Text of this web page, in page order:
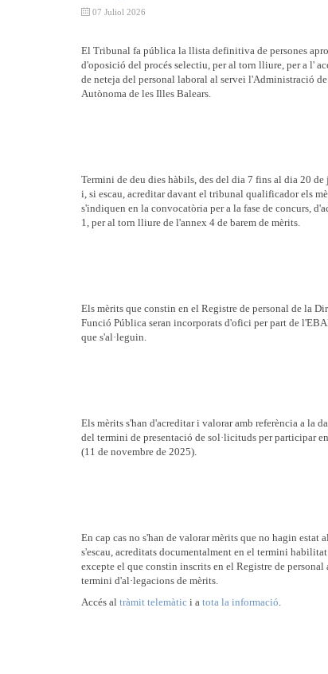
07 Juliol 2026
El Tribunal fa pública la llista definitiva de persones
d'oposició del procés selectiu, per al torn lliure, per a l'
de neteja del personal laboral al servei l'Administració
Autònoma de les Illes Balears.
Termini de deu dies hàbils, des del dia 7 fins al dia 20
i, si escau, acreditar davant el tribunal qualificador els
s'indiquen en la convocatòria per a la fase de concurs,
1, per al torn lliure de l'annex 4 de barem de mèrits.
Els mèrits que constin en el Registre de personal de la
Funció Pública seran incorporats d'ofici per part de
que s'al·leguin.
Els mèrits s'han d'acreditar i valorar amb referència a la
del termini de presentació de sol·licituds per participar
(11 de novembre de 2025).
En cap cas no s'han de valorar mèrits que no hagin estat
s'escau, acreditats documentalment en el termini
excepte el que constin inscrits en el Registre de personal
termini d'al·legacions de mèrits.
Accés al tràmit telemàtic i a tota la informació.